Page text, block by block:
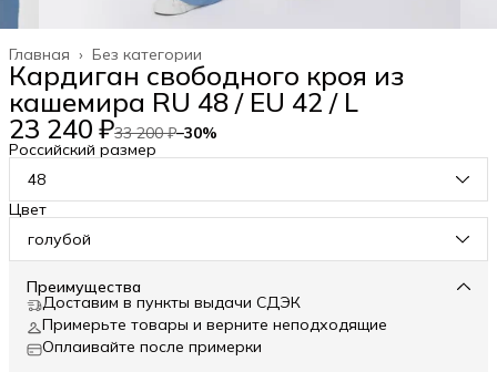
Без категории
Главная ›
Кардиган свободного кроя из
кашемира RU 48 / EU 42 / L
23 240 ₽33 200 ₽−30%
Российский размер
48
Цвет
голубой
Преимущества
Доставим в пункты выдачи СДЭК
Примерьте товары и верните неподходящие
Оплаивайте после примерки